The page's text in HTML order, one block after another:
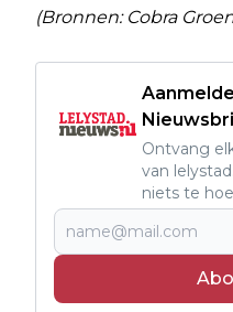
(Bronnen: Cobra
Ontvang
van
niets te